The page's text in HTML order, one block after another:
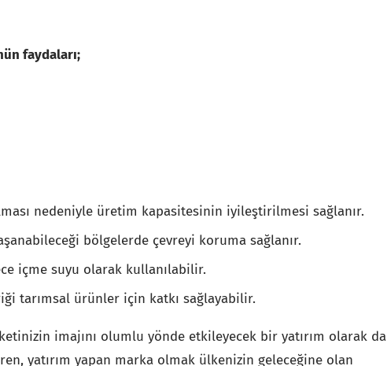
faydaları;
nedeniyle üretim kapasitesinin iyileştirilmesi sağlanır.
bölgelerde çevreyi koruma sağlanır.
içme suyu olarak kullanılabilir.
tarımsal ürünler için katkı sağlayabilir.
imajını olumlu yönde etkileyecek bir yatırım olarak da
yatırım yapan marka olmak ülkenizin geleceğine olan